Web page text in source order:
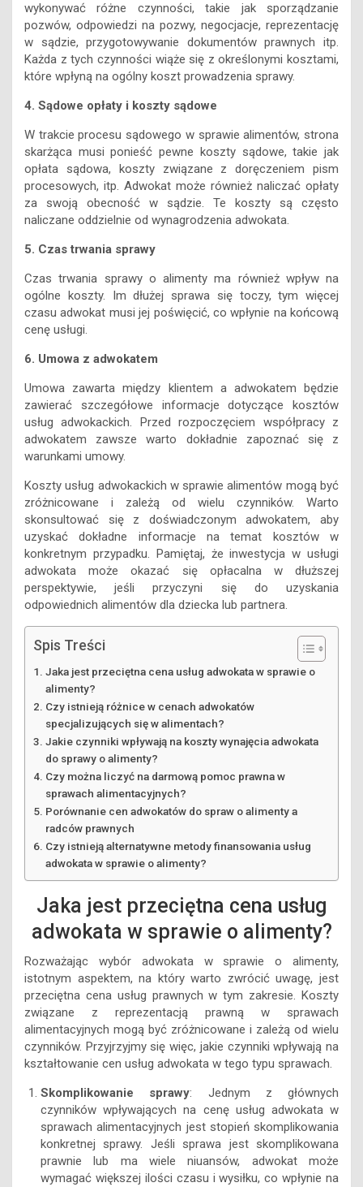
wykonywać różne czynności, takie jak sporządzanie
pozwów, odpowiedzi na pozwy, negocjacje, reprezentację
w sądzie, przygotowywanie dokumentów prawnych itp.
Każda z tych czynności wiąże się z określonymi kosztami,
które wpłyną na ogólny koszt prowadzenia sprawy.
4. Sądowe opłaty i koszty sądowe
W trakcie procesu sądowego w sprawie alimentów, strona
skarżąca musi ponieść pewne koszty sądowe, takie jak
opłata sądowa, koszty związane z doręczeniem pism
procesowych, itp. Adwokat może również naliczać opłaty
za swoją obecność w sądzie. Te koszty są często
naliczane oddzielnie od wynagrodzenia adwokata.
5. Czas trwania sprawy
Czas trwania sprawy o alimenty ma również wpływ na
ogólne koszty. Im dłużej sprawa się toczy, tym więcej
czasu adwokat musi jej poświęcić, co wpłynie na końcową
cenę usługi.
6. Umowa z adwokatem
Umowa zawarta między klientem a adwokatem będzie
zawierać szczegółowe informacje dotyczące kosztów
usług adwokackich. Przed rozpoczęciem współpracy z
adwokatem zawsze warto dokładnie zapoznać się z
warunkami umowy.
Koszty usług adwokackich w sprawie alimentów mogą być
zróżnicowane i zależą od wielu czynników. Warto
skonsultować się z doświadczonym adwokatem, aby
uzyskać dokładne informacje na temat kosztów w
konkretnym przypadku. Pamiętaj, że inwestycja w usługi
adwokata może okazać się opłacalna w dłuższej
perspektywie, jeśli przyczyni się do uzyskania
odpowiednich alimentów dla dziecka lub partnera.
Spis Treści
Jaka jest przeciętna cena usług adwokata w sprawie o
alimenty?
Czy istnieją różnice w cenach adwokatów
specjalizujących się w alimentach?
Jakie czynniki wpływają na koszty wynajęcia adwokata
do sprawy o alimenty?
Czy można liczyć na darmową pomoc prawna w
sprawach alimentacyjnych?
Porównanie cen adwokatów do spraw o alimenty a
radców prawnych
Czy istnieją alternatywne metody finansowania usług
adwokata w sprawie o alimenty?
Jaka jest przeciętna cena usług
adwokata w sprawie o alimenty?
Rozważając wybór adwokata w sprawie o alimenty,
istotnym aspektem, na który warto zwrócić uwagę, jest
przeciętna cena usług prawnych w tym zakresie. Koszty
związane z reprezentacją prawną w sprawach
alimentacyjnych mogą być zróżnicowane i zależą od wielu
czynników. Przyjrzyjmy się więc, jakie czynniki wpływają na
kształtowanie cen usług adwokata w tego typu sprawach.
Skomplikowanie sprawy: Jednym z głównych
czynników wpływających na cenę usług adwokata w
sprawach alimentacyjnych jest stopień skomplikowania
konkretnej sprawy. Jeśli sprawa jest skomplikowana
prawnie lub ma wiele niuansów, adwokat może
wymagać większej ilości czasu i wysiłku, co wpłynie na